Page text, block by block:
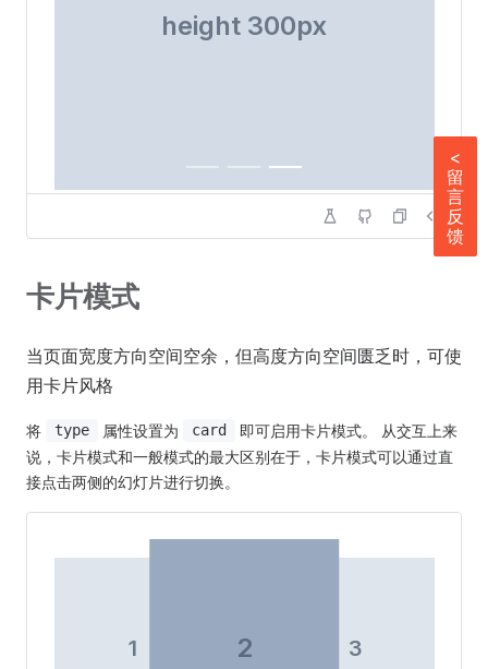
height 300px
卡片模式
当页面宽度方向空间空余，但高度方向空间匮乏时，可使
用卡片风格
将 type 属性设置为 card
即可启用卡片模式。 从交互上来
说，卡片模式和一般模式的最大区别在于，卡片模式可以通过直
接点击两侧的幻灯片进行切换。
1 2 3
<
留
言
反
馈